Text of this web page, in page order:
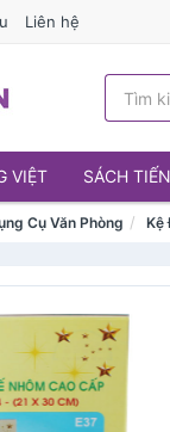
Liên hệ
VIỆT SÁCH
Cụ Văn Phòng Kệ